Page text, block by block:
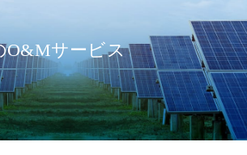
エネソ
ューシ
ン
工場の
省エネ
BCPソリューション
BCP対策システム：
災害時の電源確保
病院・介護施設の災害対策：
O&Mサービス